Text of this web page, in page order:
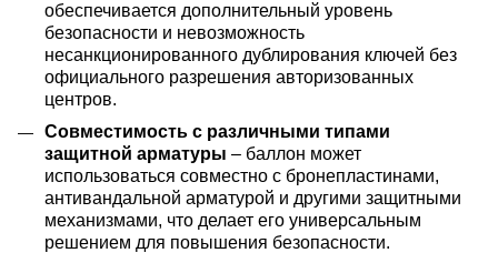
обеспечивается дополнительный уровень
безопасности и невозможность
несанкционированного дублирования ключей без
официального разрешения авторизованных
центров.
Совместимость с различными типами
защитной арматуры – баллон может
использоваться совместно с бронепластинами,
антивандальной арматурой и другими защитными
механизмами, что делает его универсальным
решением для повышения безопасности.